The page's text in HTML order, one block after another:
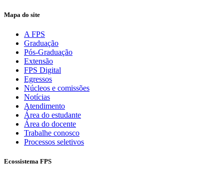
Mapa do site
A FPS
Graduação
Pós-Graduação
Extensão
FPS Digital
Egressos
Núcleos e comissões
Notícias
Atendimento
Área do estudante
Área do docente
Trabalhe conosco
Processos seletivos
Ecossistema FPS